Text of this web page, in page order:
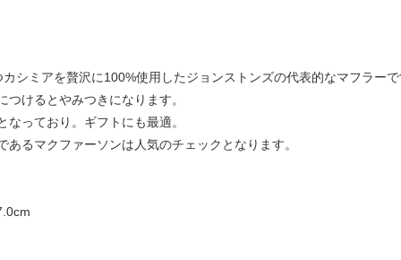
シミアを贅沢に100%使用したジョンストンズの代表的なマフラーで
けるとやみつきになります。
っており。ギフトにも最適。
るマクファーソンは人気のチェックとなります。